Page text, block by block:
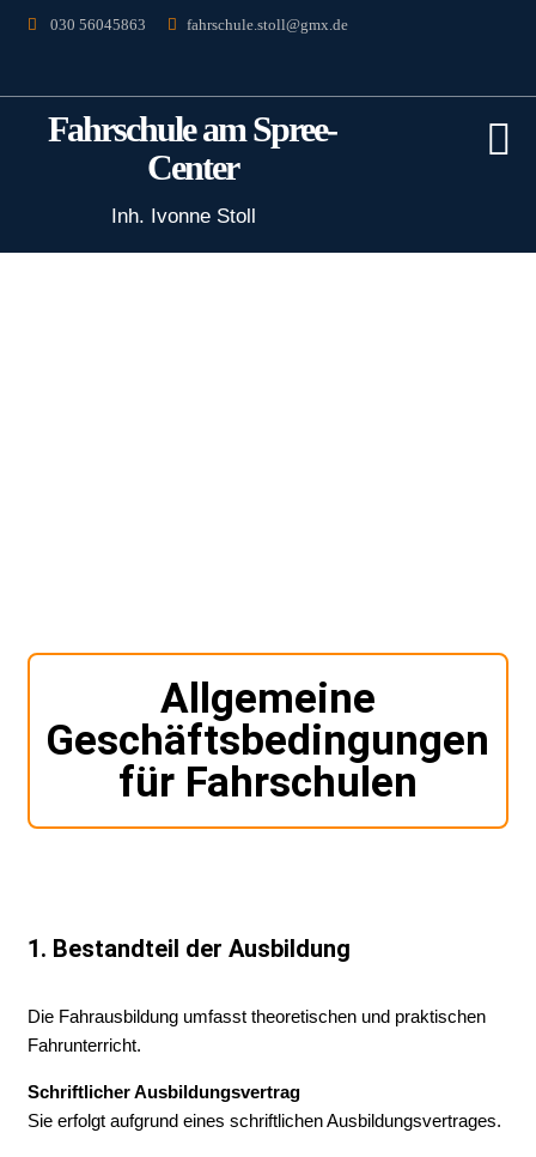
030 56045863 fahrschule.stoll@gmx.de
Fahrschule am Spree-
Center
Inh. Ivonne Stoll
Allgemeine
Geschäftsbedingungen
für Fahrschulen
1. Bestandteil der Ausbildung
Die Fahrausbildung umfasst theoretischen und praktischen
Fahrunterricht.
Schriftlicher Ausbildungsvertrag
Sie erfolgt aufgrund eines schriftlichen Ausbildungsvertrages.